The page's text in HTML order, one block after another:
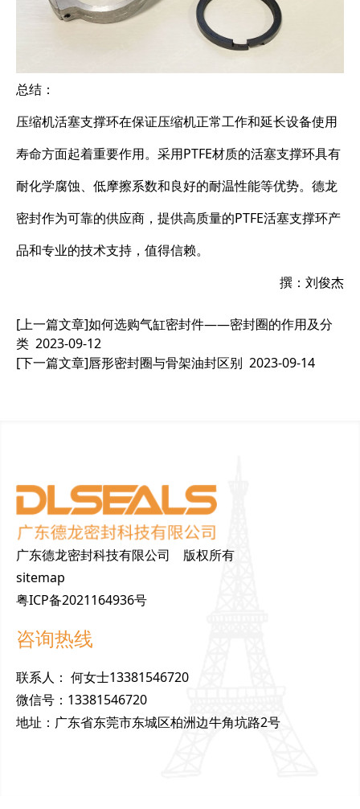
总结：
压缩机活塞支撑环在保证压缩机正常工作和延长设备使用
寿命方面起着重要作用。采用PTFE材质的活塞支撑环具有
耐化学腐蚀、低摩擦系数和良好的耐温性能等优势。德龙
密封作为可靠的供应商，提供高质量的PTFE活塞支撑环产
品和专业的技术支持，值得信赖。
撰：刘俊杰
[上一篇文章]如何选购气缸密封件——密封圈的作用及分
类 2023-09-12
[下一篇文章]唇形密封圈与骨架油封区别 2023-09-14
广东德龙密封科技有限公司 版权所有
sitemap
粤ICP备2021164936号
咨询热线
联系人 ： 何女士13381546720
微信号 ： 13381546720
地址 ： 广东省东莞市东城区柏洲边牛角坑路2号